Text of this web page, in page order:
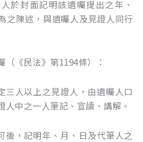
於封面記明該遺囑提出之年、
之陳述，與遺囑人及見證人同行
《民法》第1194條）：
人以上之見證人，由遺囑人口
人中之一人筆記、宣讀、講解。
，記明年、月、日及代筆人之